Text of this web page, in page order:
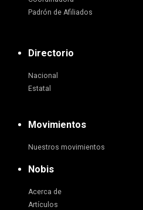
Padrón de Afiliados
Directorio
Nacional
Estatal
Movimientos
Nuestros movimientos
Nobis
Acerca de
Artículos